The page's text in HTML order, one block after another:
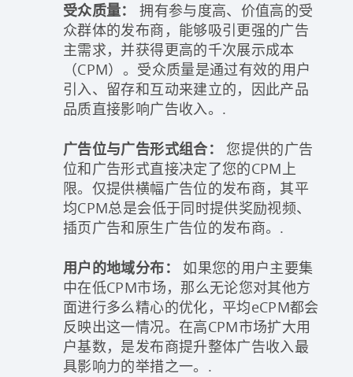
受众质量：
拥有参与度高、价值高的受
众群体的发布商，能够吸引更强的广告
主需求，并获得更高的千次展示成本
（CPM）。受众质量是通过有效的用户
引入、留存和互动来建立的，因此产品
品质直接影响广告收入。.
广告位与广告形式组合：
您提供的广告
位和广告形式直接决定了您的CPM上
限。仅提供横幅广告位的发布商，其平
均CPM总是会低于同时提供奖励视频、
插页广告和原生广告位的发布商。.
用户的地域分布：
如果您的用户主要集
中在低CPM市场，那么无论您对其他方
面进行多么精心的优化，平均eCPM都会
反映出这一情况。在高CPM市场扩大用
户基数，是发布商提升整体广告收入最
具影响力的举措之一。.